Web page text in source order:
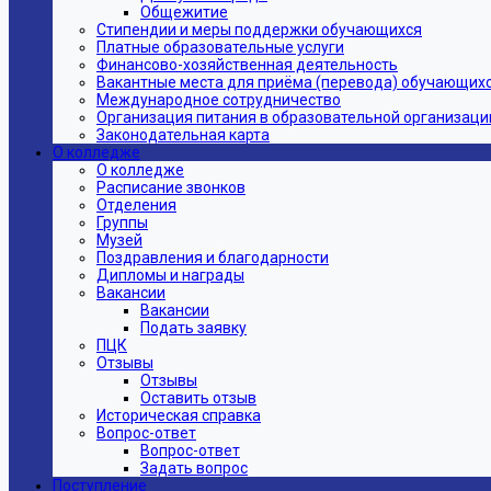
Общежитие
Стипендии и меры поддержки обучающихся
Платные образовательные услуги
Финансово-хозяйственная деятельность
Вакантные места для приёма (перевода)
Международное сотрудничество
Организация питания в образовательной
Законодательная карта
О колледже
О колледже
Расписание звонков
Отделения
Группы
Музей
Поздравления и благодарности
Дипломы и награды
Вакансии
Вакансии
Подать заявку
ПЦК
Отзывы
Отзывы
Оставить отзыв
Историческая справка
Вопрос-ответ
Вопрос-ответ
Задать вопрос
Поступление